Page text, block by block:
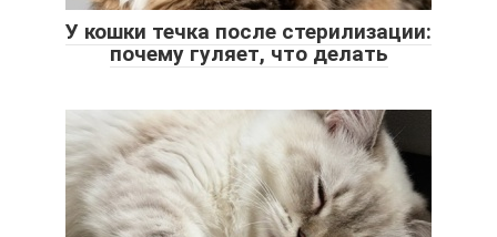
У кошки течка после стерилизации:
почему гуляет, что делать